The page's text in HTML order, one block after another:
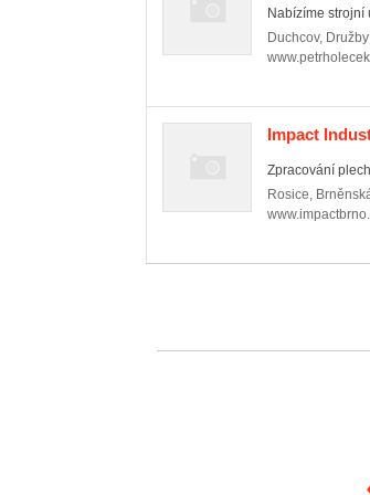
Nabízíme
Duchcov,
Impact
Zpracování
Rosice,